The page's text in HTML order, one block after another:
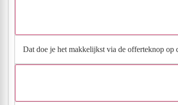
Dat doe je het makkelijkst via de offerteknop op